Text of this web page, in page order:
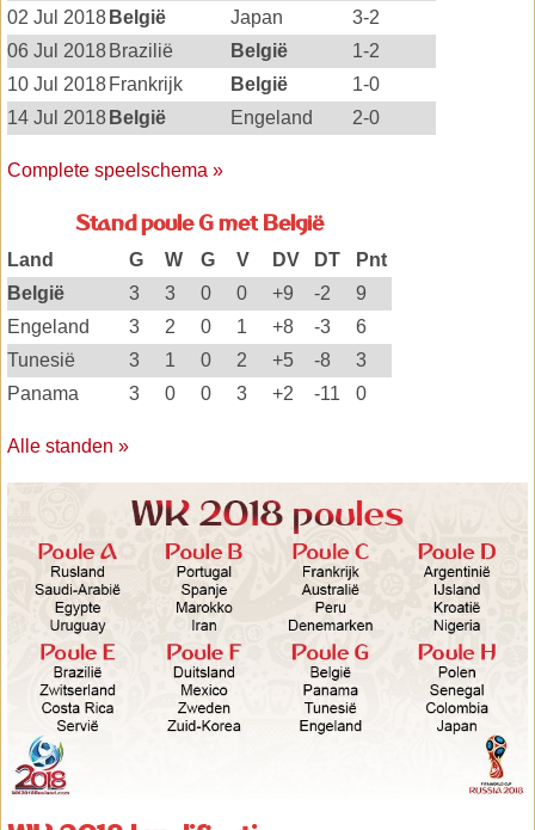
02 Jul 2018 België Japan
3-2
06 Jul 2018 Brazilië België
1-2
10 Jul 2018 Frankrijk België
1-0
14 Jul 2018 België Engeland 2-0
Complete speelschema »
Stand poule G met België
Land G W G V DV DT
Pnt
België
3 3 0 0 +9 -2
9
Engeland
3 2 0 1 +8 -3
6
Tunesië
3 1 0 2 +5 -8
3
Panama
3 0 0 3 +2 -11 0
Alle standen »